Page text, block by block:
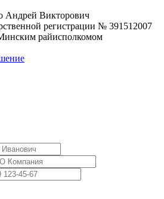
Андрей Викторович
регистрации № 391512007
райисполкомом